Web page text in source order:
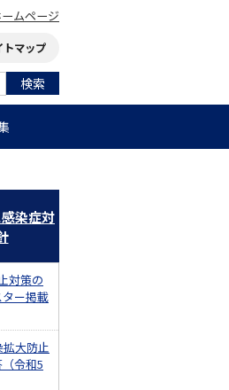
ムページ
トマップ
染症対
対策の
ー掲載
拡大防止
令和5